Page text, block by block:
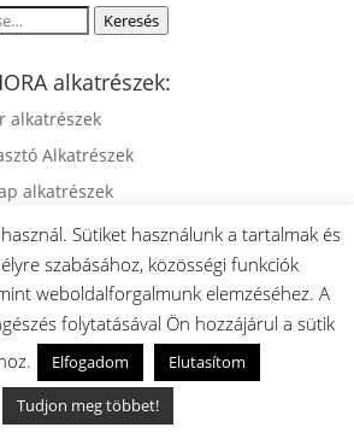
Keresés
alkatrészek:
alkatrészek
Alkatrészek
alkatrészek
Alkatrészek
alkatrészek
Főzőlap Alkatrészek
alkatrészek
Sütiket használunk a tartalmak és
szabásához, közösségi funkciók
weboldalforgalmunk elemzéséhez. A
folytatásával Ön hozzájárul a sütik
Elfogadom
Elutasítom
Tudjon meg többet!